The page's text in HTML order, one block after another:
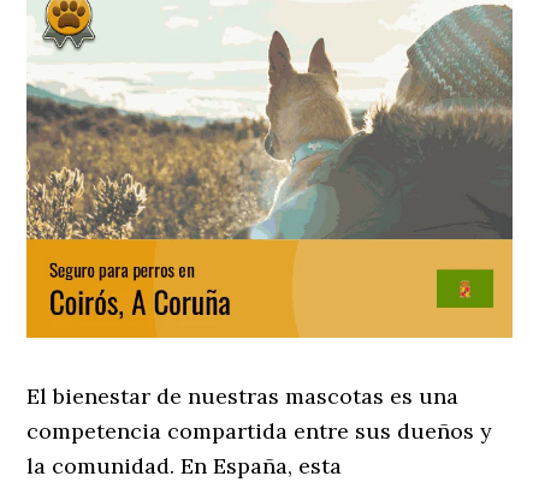
El bienestar de nuestras mascotas es una
competencia compartida entre sus dueños y
la comunidad. En España, esta